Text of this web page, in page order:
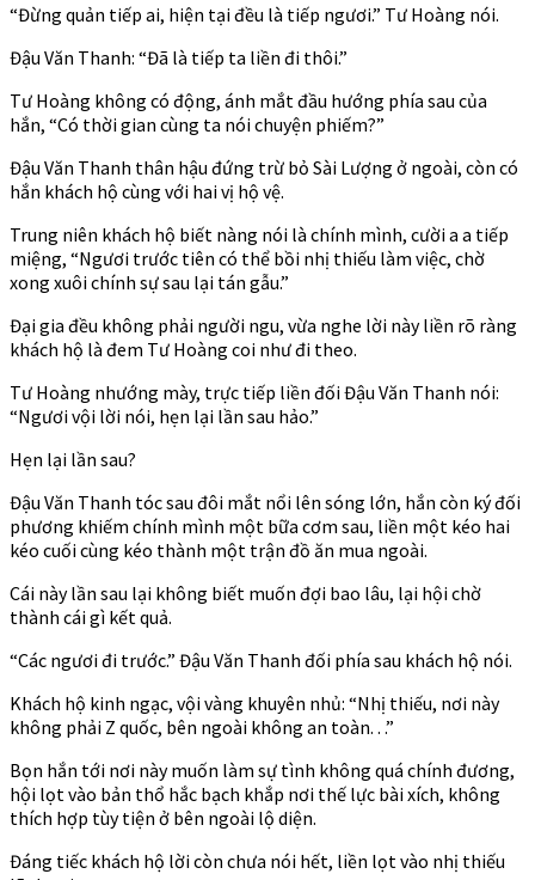
“Đừng quản tiếp ai, hiện tại đều là tiếp ngươi.” Tư Hoàng nói.
Đậu Văn Thanh: “Đã là tiếp ta liền đi thôi.”
Tư Hoàng không có động, ánh mắt đầu hướng phía sau của
hắn, “Có thời gian cùng ta nói chuyện phiếm?”
Đậu Văn Thanh thân hậu đứng trừ bỏ Sài Lượng ở ngoài, còn có
hắn khách hộ cùng với hai vị hộ vệ.
Trung niên khách hộ biết nàng nói là chính mình, cười a a tiếp
miệng, “Ngươi trước tiên có thể bồi nhị thiếu làm việc, chờ
xong xuôi chính sự sau lại tán gẫu.”
Đại gia đều không phải người ngu, vừa nghe lời này liền rõ ràng
khách hộ là đem Tư Hoàng coi như đi theo.
Tư Hoàng nhướng mày, trực tiếp liền đối Đậu Văn Thanh nói:
“Ngươi vội lời nói, hẹn lại lần sau hảo.”
Hẹn lại lần sau?
Đậu Văn Thanh tóc sau đôi mắt nổi lên sóng lớn, hắn còn ký đối
phương khiếm chính mình một bữa cơm sau, liền một kéo hai
kéo cuối cùng kéo thành một trận đồ ăn mua ngoài.
Cái này lần sau lại không biết muốn đợi bao lâu, lại hội chờ
thành cái gì kết quả.
“Các ngươi đi trước.” Đậu Văn Thanh đối phía sau khách hộ nói.
Khách hộ kinh ngạc, vội vàng khuyên nhủ: “Nhị thiếu, nơi này
không phải Z quốc, bên ngoài không an toàn. . .”
Bọn hắn tới nơi này muốn làm sự tình không quá chính đương,
hội lọt vào bản thổ hắc bạch khắp nơi thế lực bài xích, không
thích hợp tùy tiện ở bên ngoài lộ diện.
Đáng tiếc khách hộ lời còn chưa nói hết, liền lọt vào nhị thiếu